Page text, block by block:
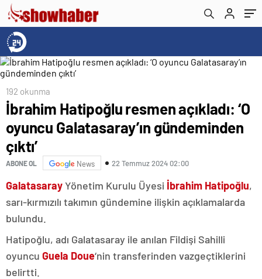
192 okunma
İbrahim Hatipoğlu resmen açıkladı: ‘O
oyuncu Galatasaray’ın gündeminden
çıktı’
ABONE OL News 22 Temmuz 2024 02:00
GalatasarayYönetim Kurulu Üyesi İbrahim Hatipoğlu,
sarı-kırmızılı takımın gündemine ilişkin açıklamalarda
bulundu.
Hatipoğlu, adı Galatasaray ile anılan Fildişi Sahilli
oyuncu Guela Doue‘nin transferinden vazgeçtiklerini
belirtti.